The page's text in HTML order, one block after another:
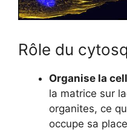
Rôle du
Organise la
la matrice sur
organites, ce
occupe sa